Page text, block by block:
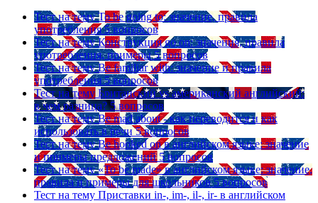
Тест на тему To be going to: значение, правила
употребления 5 вопросов
Тест на тему Конструкция go on: значения, правила
употребления, примеры 5 вопросов
Тест на тему Be familiar with: значение и правила
употребления 5 вопросов
Тест на тему Британский vs американский английский:
в чем разница? 5 вопросов
Тест на тему Be mad about - как переводится и как
использовать в речи 5 вопросов
Тест на тему Be hooked on в английском языке: значение
и примеры предложений 5 вопросов
Тест на тему «To be made» в английском языке: значение,
правила и примеры для школьников 5 вопросов
Тест на тему Приставки in-, im-, il-, ir- в английском